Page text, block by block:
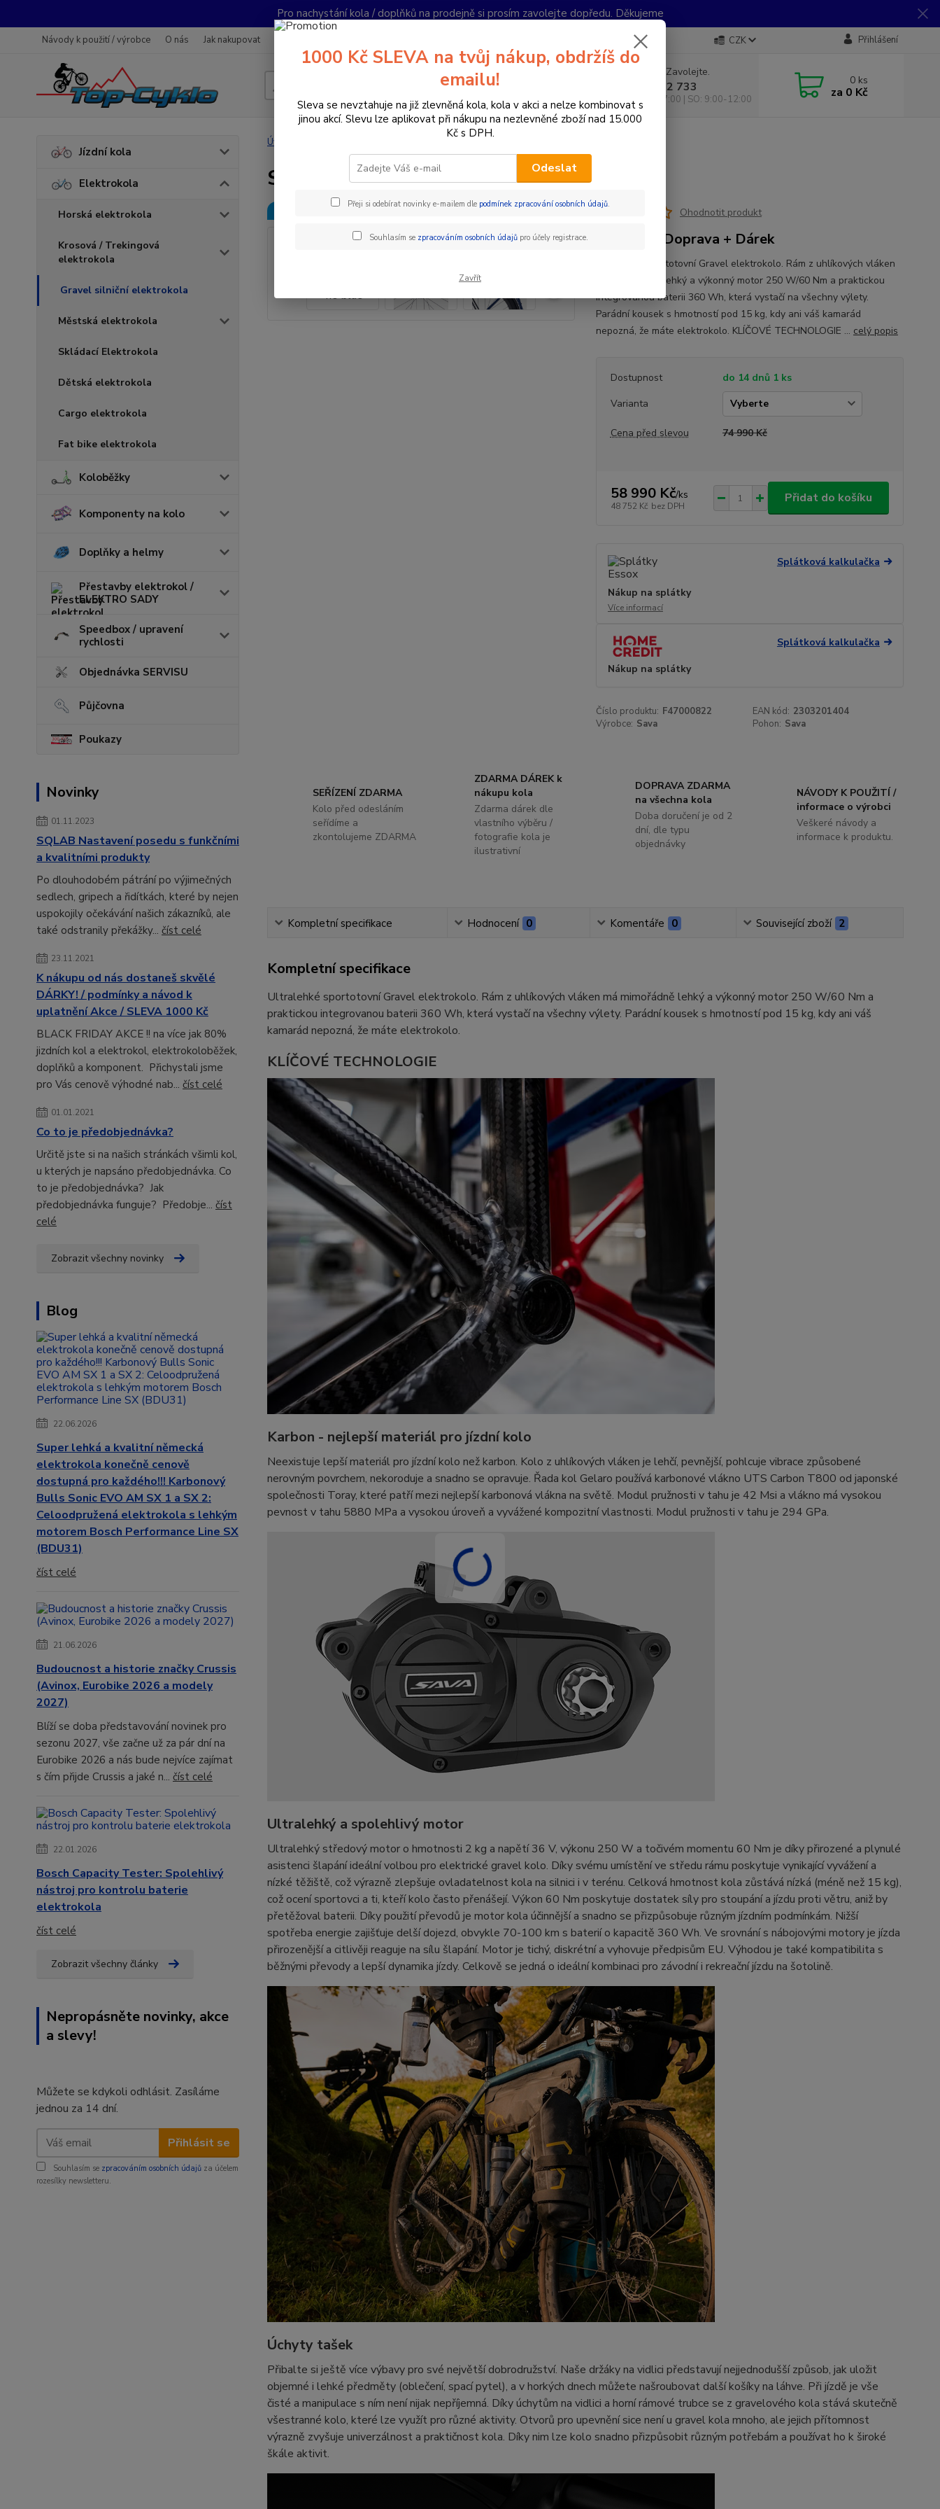
Pro nachystání kola / doplňků na prodejně si prosím zavolejte dopředu. Děkujeme
Návody k použití / výrobce O nás Jak nakupovat CZK Přihlášení
Hledat
Nevíte si rady? Zavolejte.
+420 733 792 733
PO-PÁ 10:00-17:00 | SO: 9:00-12:00
0 ks
za 0 Kč
Jízdní kola
Elektrokola
Horská elektrokola
Krosová / Trekingová
elektrokola
Gravel silniční elektrokola
Městská elektrokola
Skládací Elektrokola
Dětská elektrokola
Cargo elektrokola
Fat bike elektrokola
Koloběžky
Komponenty na kolo
Doplňky a helmy
Přestavby elektrokol /
ELEKTRO SADY
Speedbox / upravení
rychlosti
Objednávka SERVISU
Půjčovna
Poukazy
Novinky
01.11.2023
SQLAB Nastavení posedu s funkčními
a kvalitními produkty
Po dlouhodobém pátrání po výjimečných
sedlech, gripech a řidítkách, které by nejen
uspokojily očekávání našich zákazníků, ale
také odstranily překážky... číst celé
23.11.2021
K nákupu od nás dostaneš skvělé
DÁRKY! / podmínky a návod k
uplatnění Akce / SLEVA 1000 Kč
BLACK FRIDAY AKCE !! na více jak 80%
jizdních kol a elektrokol, elektrokoloběžek,
doplňků a komponent. Přichystali jsme
pro Vás cenově výhodné nab... číst celé
01.01.2021
Co to je předobjednávka?
Určitě jste si na našich stránkách všimli kol,
u kterých je napsáno předobjednávka. Co
to je předobjednávka? Jak
předobjednávka funguje? Předobje... číst
celé
Zobrazit všechny novinky
Blog
22.06.2026
Super lehká a kvalitní německá
elektrokola konečně cenově
dostupná pro každého!!! Karbonový
Bulls Sonic EVO AM SX 1 a SX 2:
Celoodpružená elektrokola s lehkým
motorem Bosch Performance Line SX
(BDU31)
číst celé
21.06.2026
Budoucnost a historie značky Crussis
(Avinox, Eurobike 2026 a modely
2027)
Blíží se doba představování novinek pro
sezonu 2027, vše začne už za pár dní na
Eurobike 2026 a nás bude nejvíce zajímat
s čím přijde Crussis a jaké n... číst celé
22.01.2026
Bosch Capacity Tester: Spolehlivý
nástroj pro kontrolu baterie
elektrokola
číst celé
Zobrazit všechny články
Nepropásněte novinky, akce
a slevy!
Můžete se kdykoli odhlásit. Zasíláme
jednou za 14 dní.
Přihlásit se
Souhlasím se zpracováním osobních údajů za účelem
rozesílky newsletteru.
Úvod
Sava Gelaro 4.0 blue
Doprava ZDARMA Ohodnotit produkt
ZDARMA Doprava + Dárek
Ultralehké sportotovní Gravel elektrokolo. Rám z uhlíkových vláken
má mimořádně lehký a výkonný motor 250 W/60 Nm a praktickou
integrovanou baterii 360 Wh, která vystačí na všechny výlety.
Parádní kousek s hmotností pod 15 kg, kdy ani váš kamarád
nepozná, že máte elektrokolo. KLÍČOVÉ TECHNOLOGIE ... celý popis
Dostupnost
do 14 dnů 1 ks
Varianta
Cena před slevou 74 990 Kč
58 990 Kč/ks
48 752 Kč bez DPH
Přidat do košíku
Splátková kalkulačka
Nákup na splátky
Více informací
Splátková kalkulačka
Nákup na splátky
Číslo produktu: F47000822 EAN kód: 2303201404
Výrobce: Sava Pohon: Sava
SEŘÍZENÍ ZDARMA
Kolo před odesláním
seřídíme a
zkontolujeme ZDARMA
ZDARMA DÁREK k
nákupu kola
Zdarma dárek dle
vlastního výběru /
fotografie kola je
ilustrativní
DOPRAVA ZDARMA
na všechna kola
Doba doručení je od 2
dní, dle typu
objednávky
NÁVODY K POUŽITÍ /
informace o výrobci
Veškeré návody a
informace k produktu.
Kompletní specifikace Hodnocení 0 Komentáře 0 Související zboží 2
Kompletní specifikace
Ultralehké sportotovní Gravel elektrokolo. Rám z uhlíkových vláken má mimořádně lehký a výkonný motor 250 W/60 Nm a
praktickou integrovanou baterii 360 Wh, která vystačí na všechny výlety. Parádní kousek s hmotností pod 15 kg, kdy ani váš
kamarád nepozná, že máte elektrokolo.
KLÍČOVÉ TECHNOLOGIE
Karbon - nejlepší materiál pro jízdní kolo
Neexistuje lepší materiál pro jízdní kolo než karbon. Kolo z uhlíkových vláken je lehčí, pevnější, pohlcuje vibrace způsobené
nerovným povrchem, nekoroduje a snadno se opravuje. Řada kol Gelaro používá karbonové vlákno UTS Carbon T800 od japonské
společnosti Toray, které patří mezi nejlepší karbonová vlákna na světě. Modul pružnosti v tahu je 42 Msi a vlákno má vysokou
pevnost v tahu 5880 MPa a vysokou úroveň a vyvážené kompozitní vlastnosti. Modul pružnosti v tahu je 294 GPa.
Ultralehký a spolehlivý motor
Ultralehký středový motor o hmotnosti 2 kg a napětí 36 V, výkonu 250 W a točivém momentu 60 Nm je díky přirozené a plynulé
asistenci šlapání ideální volbou pro elektrické gravel kolo. Díky svému umístění ve středu rámu poskytuje vynikající vyvážení a
nízké těžiště, což výrazně zlepšuje ovladatelnost kola na silnici i v terénu. Celková hmotnost kola zůstává nízká (méně než 15 kg),
což ocení sportovci a ti, kteří kolo často přenášejí. Výkon 60 Nm poskytuje dostatek síly pro stoupání a jízdu proti větru, aniž by
přetěžoval baterii. Díky použití převodů je motor kola účinnější a snadno se přizpůsobuje různým jízdním podmínkám. Nižší
spotřeba energie zajišťuje delší dojezd, obvykle 70-100 km s baterií o kapacitě 360 Wh. Ve srovnání s nábojovými motory je jízda
přirozenější a citlivěji reaguje na sílu šlapání. Motor je tichý, diskrétní a vyhovuje předpisům EU. Výhodou je také kompatibilita s
běžnými převody a lepší dynamika jízdy. Celkově se jedná o ideální kombinaci pro závodní i rekreační jízdu na šotolině.
Úchyty tašek
Přibalte si ještě více výbavy pro své největší dobrodružství. Naše držáky na vidlici představují nejjednodušší způsob, jak uložit
objemné i lehké předměty (oblečení, spací pytel), a v horkých dnech můžete našroubovat další košíky na láhve. Při jízdě je vše
čisté a manipulace s ním není nijak nepříjemná. Díky úchytům na vidlici a horní rámové trubce se z gravelového kola stává skutečně
všestranné kolo, které lze využít pro různé aktivity. Otvorů pro upevnění sice není u gravel kola mnoho, ale jejich přítomnost
výrazně zvyšuje univerzálnost a praktičnost kola. Díky nim lze kolo snadno přizpůsobit různým potřebám a používat ho k široké
škále aktivit.
1000 Kč SLEVA na tvůj nákup, obdržíš do
emailu!
Sleva se nevztahuje na již zlevněná kola, kola v akci a nelze kombinovat s
jinou akcí. Slevu lze aplikovat při nákupu na nezlevněné zboží nad 15.000
Kč s DPH.
Odeslat
Přeji si odebírat novinky e-mailem dle podmínek zpracování osobních údajů.
Souhlasím se zpracováním osobních údajůpro účely registrace.
Zavřít